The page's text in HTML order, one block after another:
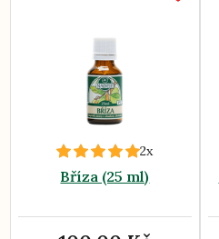
2x
Bříza (25 ml)